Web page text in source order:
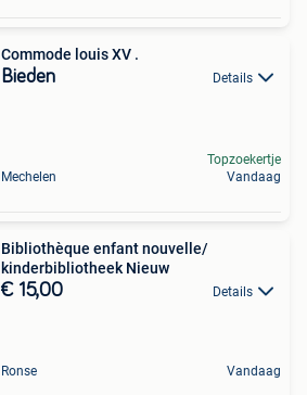
Commode louis XV .
Bieden Details
Mechelen
Topzoekertje
Vandaag
Bibliothèque enfant nouvelle/
kinderbibliotheek Nieuw
€ 15,00 Details
Ronse Vandaag